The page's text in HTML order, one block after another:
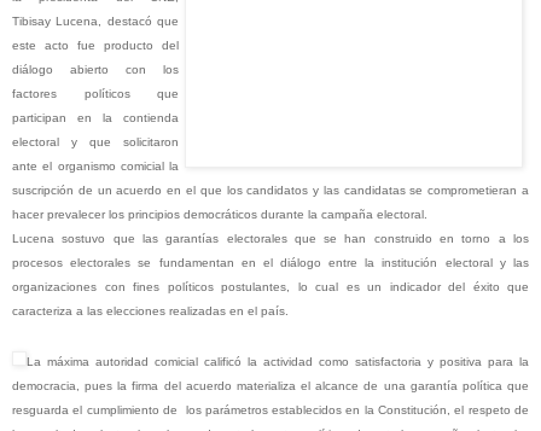
Tibisay Lucena, destacó que
este acto fue producto del
diálogo abierto con los
factores políticos que
participan en la contienda
electoral y que solicitaron
ante el organismo comicial la
suscripción de un acuerdo en el que los candidatos y las candidatas se comprometieran a
hacer prevalecer los principios democráticos durante la campaña electoral.
Lucena sostuvo que las garantías electorales que se han construido en torno a los
procesos electorales se fundamentan en el diálogo entre la institución electoral y las
organizaciones con fines políticos postulantes, lo cual es un indicador del éxito que
caracteriza a las elecciones realizadas en el país.
La máxima autoridad comicial calificó la actividad como satisfactoria y positiva para la
democracia, pues la firma del acuerdo materializa el alcance de una garantía política que
resguarda el cumplimiento de los parámetros establecidos en la Constitución, el respeto de